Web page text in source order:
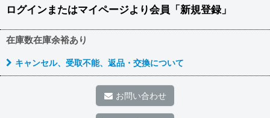
ログインまたはマイページより会員「新規登録」
在庫数在庫余裕あり
キャンセル、受取不能、返品・交換について
お問い合わせ